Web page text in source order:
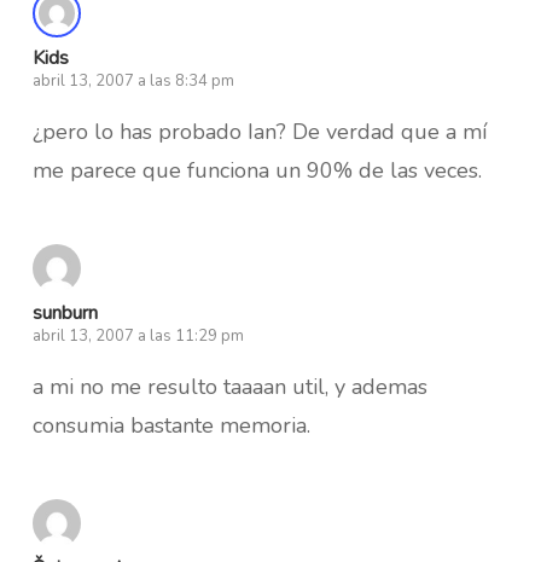
Kids
abril 13, 2007 a las 8:34 pm
¿pero lo has probado Ian? De verdad que a mí
me parece que funciona un 90% de las veces.
sunburn
abril 13, 2007 a las 11:29 pm
a mi no me resulto taaaan util, y ademas
consumia bastante memoria.